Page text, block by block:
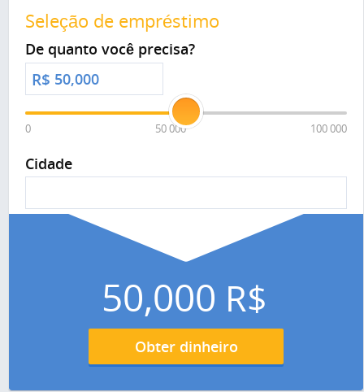
Seleção de empréstimo
De quanto você precisa?
R$
0 50 000 100 000
Cidade
50,000 R$
Obter dinheiro